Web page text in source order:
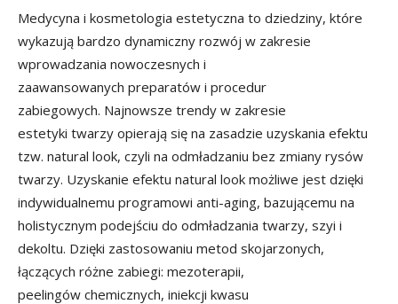
Medycyna i kosmetologia estetyczna to dziedziny, które
wykazują bardzo dynamiczny rozwój w zakresie
wprowadzania nowoczesnych i
zaawansowanych preparatów i procedur
zabiegowych. Najnowsze trendy w zakresie
estetyki twarzy opierają się na zasadzie uzyskania efektu
tzw. natural look, czyli na odmładzaniu bez zmiany rysów
twarzy. Uzyskanie efektu natural look możliwe jest dzięki
indywidualnemu programowi anti-aging, bazującemu na
holistycznym podejściu do odmładzania twarzy, szyi i
dekoltu. Dzięki zastosowaniu metod skojarzonych,
łączących różne zabiegi: mezoterapii,
peelingów chemicznych, iniekcji kwasu